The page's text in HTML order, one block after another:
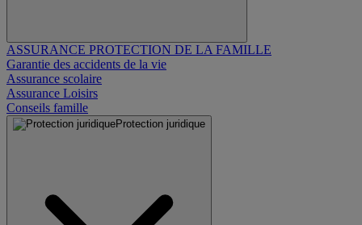
ASSURANCE PROTECTION DE LA FAMILLE
Garantie des accidents de la vie
Assurance scolaire
Assurance Loisirs
Conseils famille
Protection juridique